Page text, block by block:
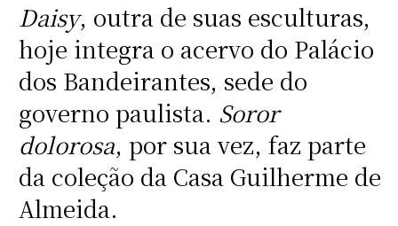
Daisy, outra de suas esculturas,
hoje integra o acervo do Palácio
dos Bandeirantes, sede do
governo paulista. Soror
dolorosa, por sua vez, faz parte
da coleção da Casa Guilherme de
Almeida.